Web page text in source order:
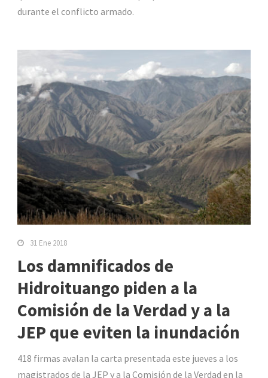
durante el conflicto armado.
31 Ene 2018
Los damnificados de
Hidroituango piden a la
Comisión de la Verdad y a la
JEP que eviten la inundación
418 firmas avalan la carta presentada este jueves a los
magistrados de la JEP y a la Comisión de la Verdad en la